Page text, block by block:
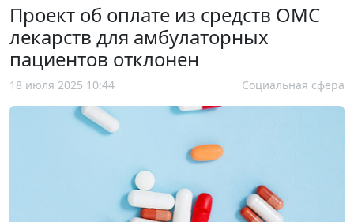
Проект об оплате из средств ОМС
лекарств для амбулаторных
пациентов отклонен
18 июля 2025 10:44 Социальная сфера